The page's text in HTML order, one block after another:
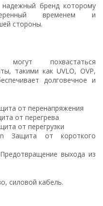
надежный бренд которому
временем и
стороны.
могут похвастаться
такими как UVLO, OVP,
долговечное и
от перенапряжения
от перегрева
от перегрузки
Защита от короткого
выхода из
силовой кабель.